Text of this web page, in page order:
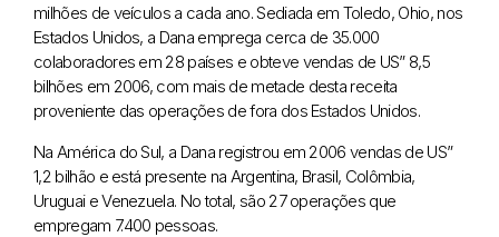
milhões de veículos a cada ano. Sediada em Toledo, Ohio, nos
Estados Unidos, a Dana emprega cerca de 35.000
colaboradores em 28 países e obteve vendas de US” 8,5
bilhões em 2006, com mais de metade desta receita
proveniente das operações de fora dos Estados Unidos.
Na América do Sul, a Dana registrou em 2006 vendas de US”
1,2 bilhão e está presente na Argentina, Brasil, Colômbia,
Uruguai e Venezuela. No total, são 27 operações que
empregam 7.400 pessoas.